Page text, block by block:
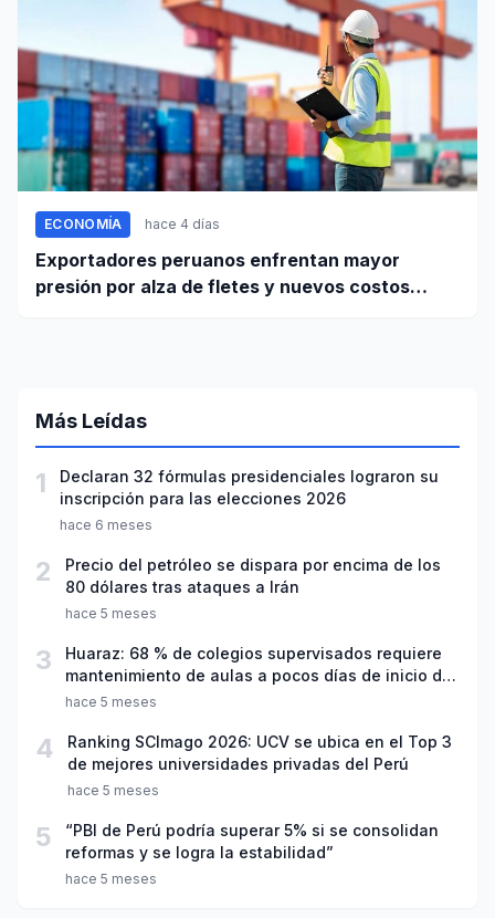
ECONOMÍA hace 4 días
Exportadores peruanos enfrentan mayor
presión por alza de fletes y nuevos costos
Más Leídas
1
Declaran 32 fórmulas presidenciales lograron su
inscripción para las elecciones 2026
hace 6 meses
2
Precio del petróleo se dispara por encima de los
80 dólares tras ataques a Irán
hace 5 meses
3
Huaraz: 68 % de colegios supervisados requiere
mantenimiento de aulas a pocos días de inicio del
año escolar 2026
hace 5 meses
4
Ranking SCImago 2026: UCV se ubica en el Top 3
de mejores universidades privadas del Perú
hace 5 meses
5
“PBI de Perú podría superar 5% si se consolidan
reformas y se logra la estabilidad”
hace 5 meses